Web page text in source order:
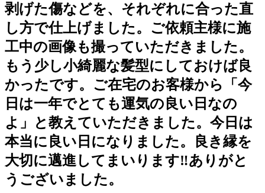
剥げた傷などを、それぞれに合った直
し方で仕上げました。ご依頼主様に施
工中の画像も撮っていただきました。
もう少し小綺麗な髪型にしておけば良
かったです。ご在宅のお客様から「今
日は一年でとても運気の良い日なの
よ」と教えていただきました。今日は
本当に良い日になりました。良き縁を
大切に邁進してまいります‼️ありがと
うございました。